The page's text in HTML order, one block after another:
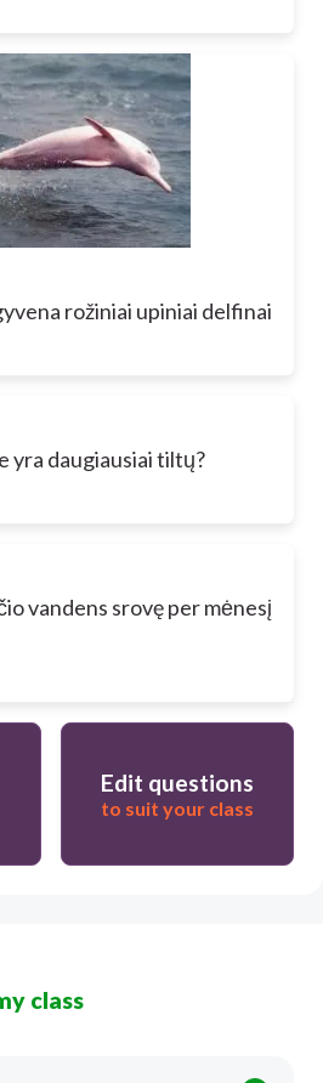
rožiniai upiniai delfinai
yra daugiausiai tiltų?
vandens srovę per mėnesį
Edit questions
to suit your class
class